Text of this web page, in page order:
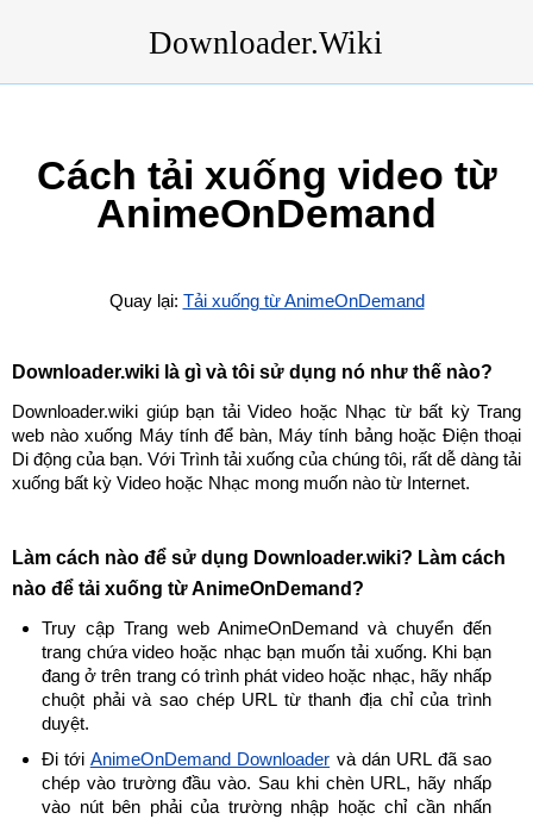
Downloader.Wiki
Cách tải xuống video từ
AnimeOnDemand
Quay lại: Tải xuống từ AnimeOnDemand
Downloader.wiki là gì và tôi sử dụng nó như thế nào?
Downloader.wiki giúp bạn tải Video hoặc Nhạc từ bất kỳ Trang
web nào xuống Máy tính để bàn, Máy tính bảng hoặc Điện thoại
Di động của bạn. Với Trình tải xuống của chúng tôi, rất dễ dàng tải
xuống bất kỳ Video hoặc Nhạc mong muốn nào từ Internet.
Làm cách nào để sử dụng Downloader.wiki? Làm cách
nào để tải xuống từ AnimeOnDemand?
Truy cập Trang web AnimeOnDemand và chuyển đến
trang chứa video hoặc nhạc bạn muốn tải xuống. Khi bạn
đang ở trên trang có trình phát video hoặc nhạc, hãy nhấp
chuột phải và sao chép URL từ thanh địa chỉ của trình
duyệt.
Đi tới AnimeOnDemand Downloader và dán URL đã sao
chép vào trường đầu vào. Sau khi chèn URL, hãy nhấp
vào nút bên phải của trường nhập hoặc chỉ cần nhấn